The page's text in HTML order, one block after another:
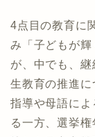
4点目の教育に
み「子どもが
が、中でも、
生教育の推進
指導や母語に
る一方、選挙